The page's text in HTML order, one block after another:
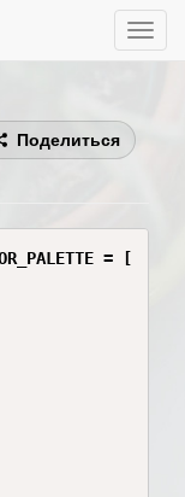
Toggle
Поделиться
= [